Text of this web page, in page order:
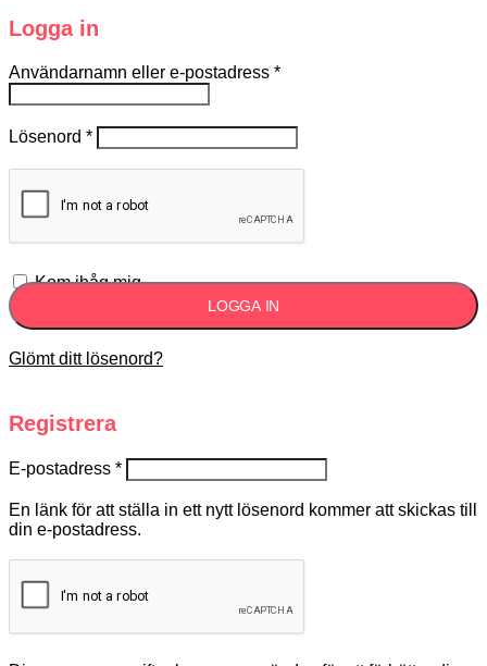
Logga in
Användarnamn eller e-postadress *
Lösenord *
Kom ihåg mig
LOGGA IN
Glömt ditt lösenord?
Registrera
E-postadress *
En länk för att ställa in ett nytt lösenord kommer att skickas till
din e-postadress.